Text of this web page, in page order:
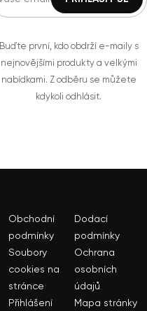
Buďte první, kdo obdrží e-maily s
nejnovějšími produkty a velkými
nabídkami. Z odběru se můžete
kdykoli odhlásit.
Obchodní
podmínky
Dodací
podmínky
Soubory
cookies na
stránce
Ochrana
osobních
údajů
Přihlášení
Mapa stránky